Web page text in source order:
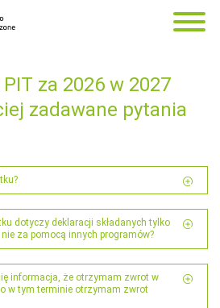
za 2026 w 2027
zadawane pytania
dotyczy deklaracji składanych tylko
za pomocą innych programów?
informacja, że otrzymam zwrot w
w tym terminie otrzymam zwrot